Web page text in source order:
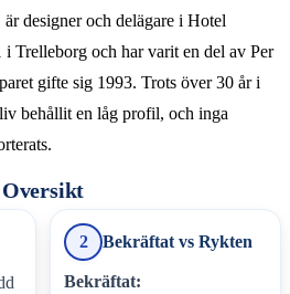
designer och delägare i Hotel
Trelleborg och har varit en del av Per
gifte sig 1993. Trots över 30 år i
behållit en låg profil, och inga
Oversikt
2 Bekräftat vs Rykten
Bekräftat: